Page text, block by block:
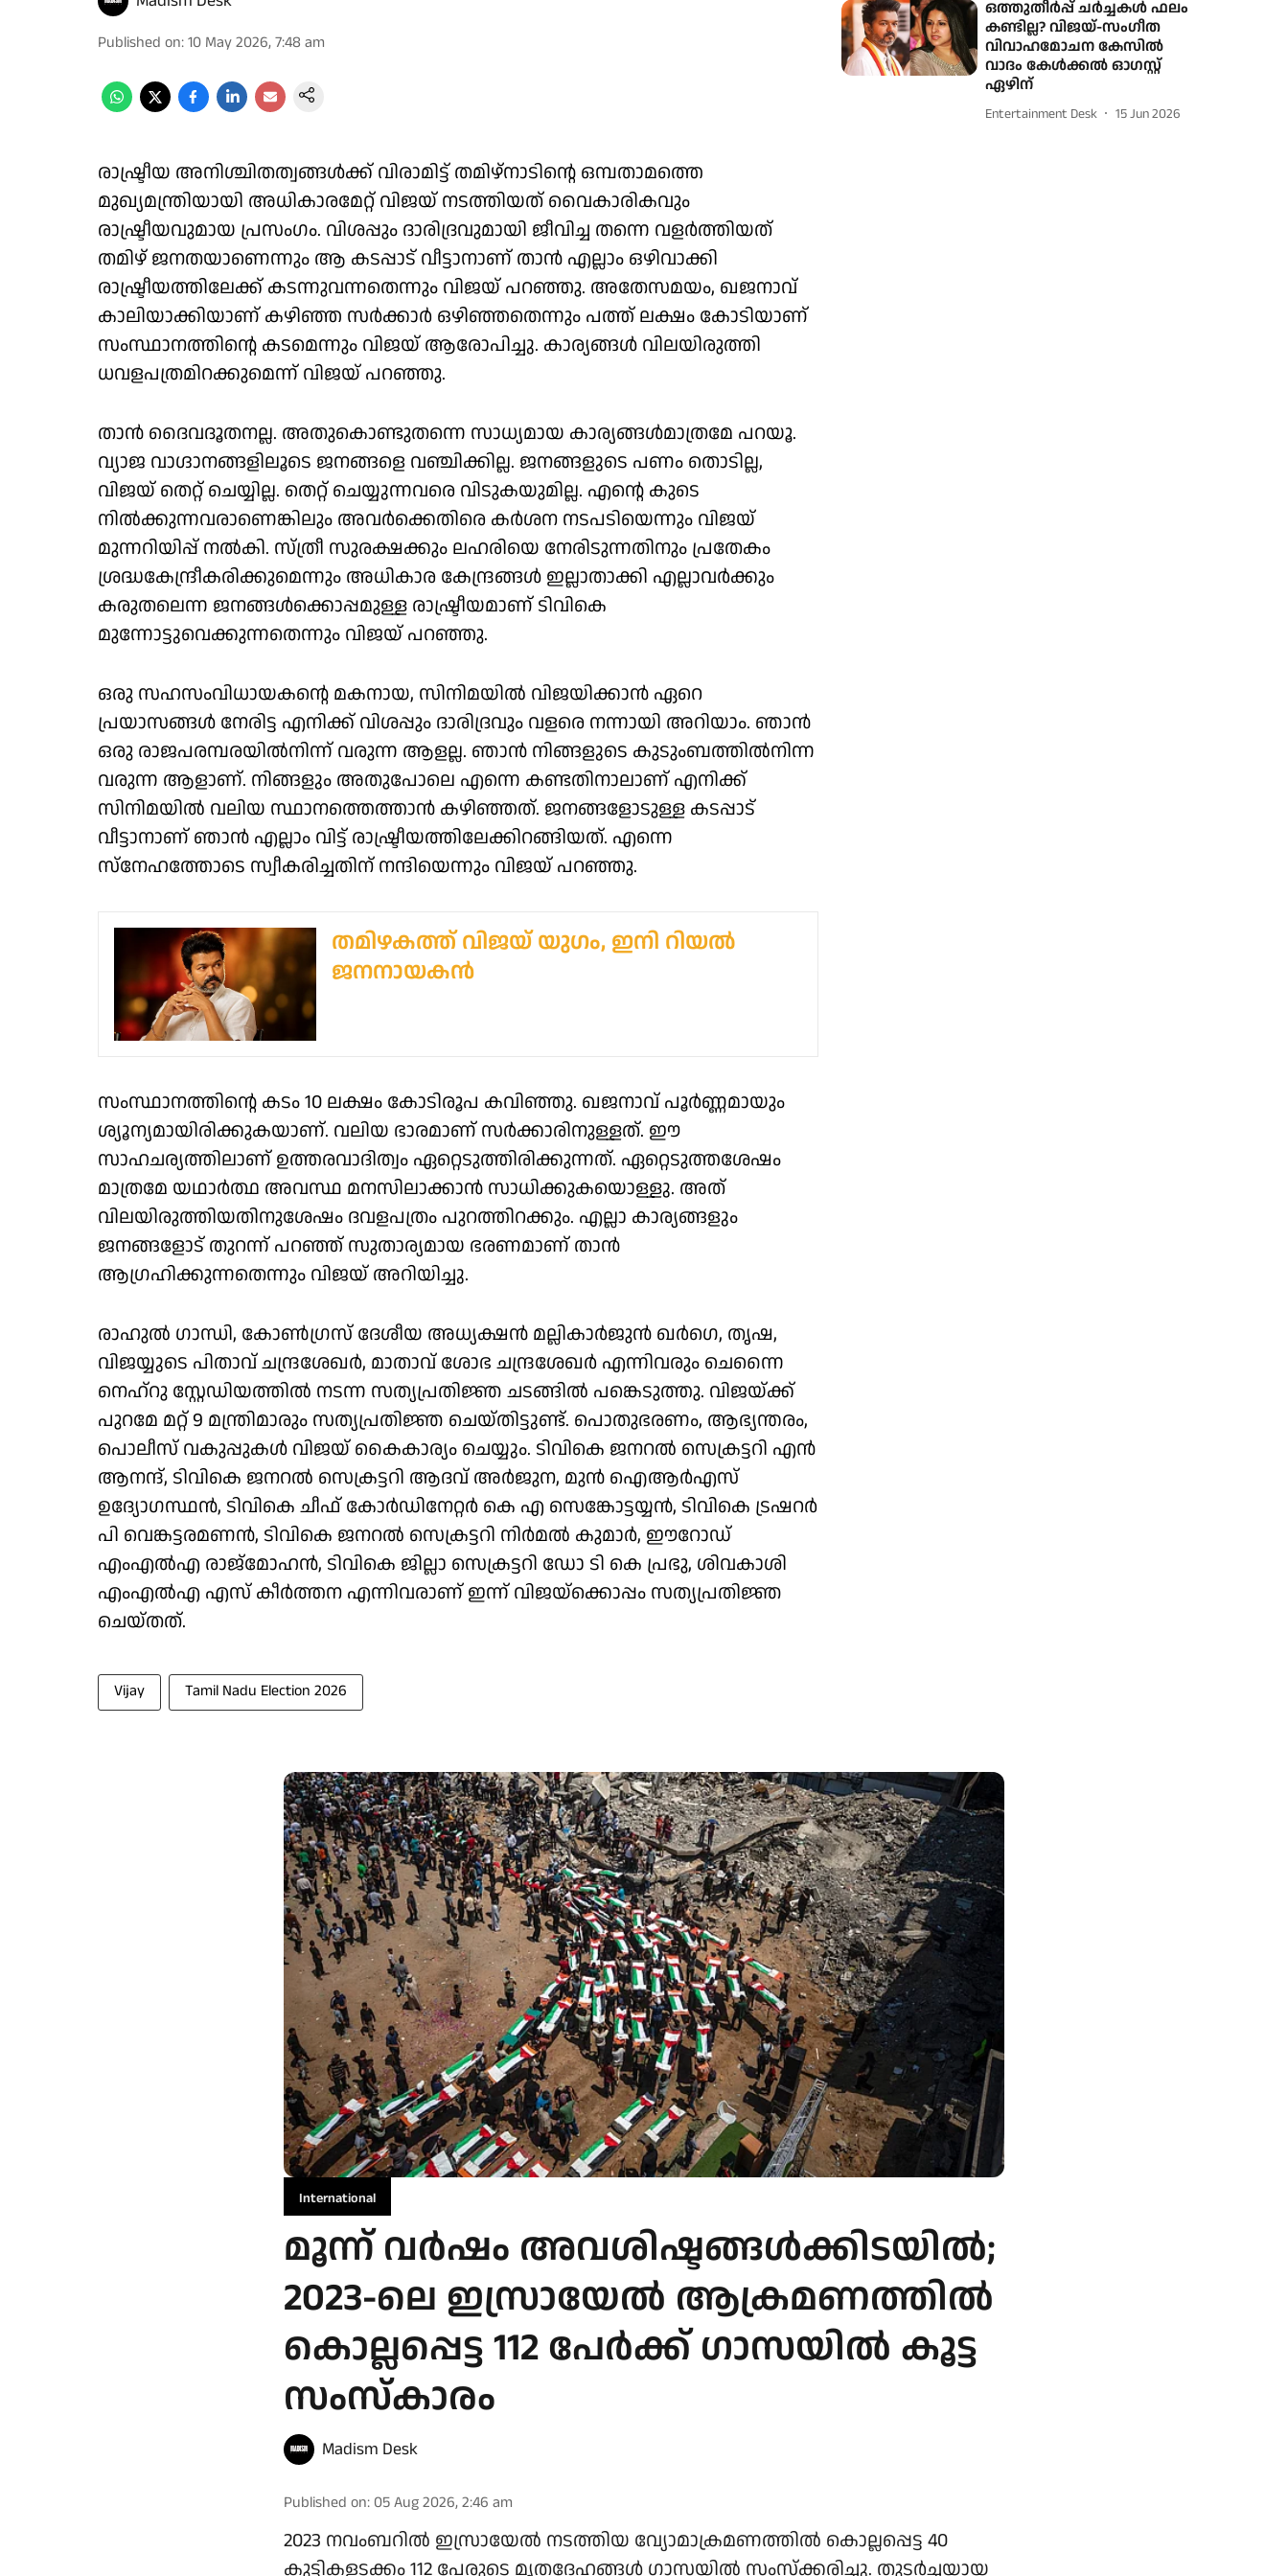
Published on:10 May 2026, 7:48 am
രാഷ്ട്രീയ അനിശ്ചിതത്വങ്ങള്‍ക്ക് വിരാമിട്ട് തമിഴ്‌നാടിന്റെ ഒമ്പതാമത്തെ
മുഖ്യമന്ത്രിയായി അധികാരമേറ്റ് വിജയ് നടത്തിയത് വൈകാരികവും
രാഷ്ട്രീയവുമായ പ്രസംഗം. വിശപ്പും ദാരിദ്രവുമായി ജീവിച്ച തന്നെ വളര്‍ത്തിയത്
തമിഴ് ജനതയാണെന്നും ആ കടപ്പാട് വീട്ടാനാണ് താന്‍ എല്ലാം ഒഴിവാക്കി
രാഷ്ട്രീയത്തിലേക്ക് കടന്നുവന്നതെന്നും വിജയ് പറഞ്ഞു. അതേസമയം, ഖജനാവ്
കാലിയാക്കിയാണ് കഴിഞ്ഞ സര്‍ക്കാര്‍ ഒഴിഞ്ഞതെന്നും പത്ത് ലക്ഷം കോടിയാണ്
സംസ്ഥാനത്തിന്റെ കടമെന്നും വിജയ് ആരോപിച്ചു. കാര്യങ്ങള്‍ വിലയിരുത്തി
ധവളപത്രമിറക്കുമെന്ന് വിജയ് പറഞ്ഞു.
താന്‍ ദൈവദൂതനല്ല. അതുകൊണ്ടുതന്നെ സാധ്യമായ കാര്യങ്ങള്‍മാത്രമേ പറയൂ.
വ്യാജ വാഗ്ദാനങ്ങളിലൂടെ ജനങ്ങളെ വഞ്ചിക്കില്ല. ജനങ്ങളുടെ പണം തൊടില്ല,
വിജയ് തെറ്റ് ചെയ്യില്ല. തെറ്റ് ചെയ്യുന്നവരെ വിടുകയുമില്ല. എന്റെ കുടെ
നില്‍ക്കുന്നവരാണെങ്കിലും അവര്‍ക്കെതിരെ കര്‍ശന നടപടിയെന്നും വിജയ്
മുന്നറിയിപ്പ് നല്‍കി. സ്ത്രീ സുരക്ഷക്കും ലഹരിയെ നേരിടുന്നതിനും പ്രതേകം
ശ്രദ്ധകേന്ദ്രീകരിക്കുമെന്നും അധികാര കേന്ദ്രങ്ങള്‍ ഇല്ലാതാക്കി എല്ലാവര്‍ക്കും
കരുതലെന്ന ജനങ്ങള്‍ക്കൊപ്പമുള്ള രാഷ്ട്രീയമാണ് ടിവികെ
മുന്നോട്ടുവെക്കുന്നതെന്നും വിജയ് പറഞ്ഞു.
ഒരു സഹസംവിധായകന്റെ മകനായ, സിനിമയില്‍ വിജയിക്കാന്‍ ഏറെ
പ്രയാസങ്ങള്‍ നേരിട്ട എനിക്ക് വിശപ്പും ദാരിദ്രവും വളരെ നന്നായി അറിയാം. ഞാന്‍
ഒരു രാജപരമ്പരയില്‍നിന്ന് വരുന്ന ആളല്ല. ഞാന്‍ നിങ്ങളുടെ കുടുംബത്തില്‍നിന്ന
വരുന്ന ആളാണ്. നിങ്ങളും അതുപോലെ എന്നെ കണ്ടതിനാലാണ് എനിക്ക്
സിനിമയില്‍ വലിയ സ്ഥാനത്തെത്താന്‍ കഴിഞ്ഞത്. ജനങ്ങളോടുള്ള കടപ്പാട്
വീട്ടാനാണ് ഞാന്‍ എല്ലാം വിട്ട് രാഷ്ട്രീയത്തിലേക്കിറങ്ങിയത്. എന്നെ
സ്‌നേഹത്തോടെ സ്വീകരിച്ചതിന് നന്ദിയെന്നും വിജയ് പറഞ്ഞു.
തമിഴകത്ത് വിജയ് യുഗം, ഇനി റിയല്‍
ജനനായകൻ
സംസ്ഥാനത്തിന്റെ കടം 10 ലക്ഷം കോടിരൂപ കവിഞ്ഞു. ഖജനാവ് പൂര്‍ണ്ണമായും
ശ്യൂന്യമായിരിക്കുകയാണ്. വലിയ ഭാരമാണ് സര്‍ക്കാരിനുള്ളത്. ഈ
സാഹചര്യത്തിലാണ് ഉത്തരവാദിത്വം ഏറ്റെടുത്തിരിക്കുന്നത്. ഏറ്റെടുത്തശേഷം
മാത്രമേ യഥാര്‍ത്ഥ അവസ്ഥ മനസിലാക്കാന്‍ സാധിക്കുകയൊള്ളു. അത്
വിലയിരുത്തിയതിനുശേഷം ദവളപത്രം പുറത്തിറക്കും. എല്ലാ കാര്യങ്ങളും
ജനങ്ങളോട് തുറന്ന് പറഞ്ഞ് സുതാര്യമായ ഭരണമാണ് താന്‍
ആഗ്രഹിക്കുന്നതെന്നും വിജയ് അറിയിച്ചു.
രാഹുല്‍ ഗാന്ധി, കോണ്‍ഗ്രസ് ദേശീയ അധ്യക്ഷന്‍ മല്ലികാര്‍ജുന്‍ ഖര്‍ഗെ, തൃഷ,
വിജയ്യുടെ പിതാവ് ചന്ദ്രശേഖര്‍, മാതാവ് ശോഭ ചന്ദ്രശേഖര്‍ എന്നിവരും ചെന്നൈ
നെഹ്റു സ്റ്റേഡിയത്തില്‍ നടന്ന സത്യപ്രതിജ്ഞ ചടങ്ങില്‍ പങ്കെടുത്തു. വിജയ്ക്ക്
പുറമേ മറ്റ് 9 മന്ത്രിമാരും സത്യപ്രതിജ്ഞ ചെയ്തിട്ടുണ്ട്. പൊതുഭരണം, ആഭ്യന്തരം,
പൊലീസ് വകുപ്പുകള്‍ വിജയ് കൈകാര്യം ചെയ്യും. ടിവികെ ജനറല്‍ സെക്രട്ടറി എന്‍
ആനന്ദ്, ടിവികെ ജനറല്‍ സെക്രട്ടറി ആദവ് അര്‍ജുന, മുന്‍ ഐആര്‍എസ്
ഉദ്യോഗസ്ഥന്‍, ടിവികെ ചീഫ് കോര്‍ഡിനേറ്റര്‍ കെ എ സെങ്കോട്ടയ്യന്‍, ടിവികെ ട്രഷറര്‍
പി വെങ്കട്ടരമണന്‍, ടിവികെ ജനറല്‍ സെക്രട്ടറി നിര്‍മല്‍ കുമാര്‍, ഈറോഡ്
എംഎല്‍എ രാജ്മോഹന്‍, ടിവികെ ജില്ലാ സെക്രട്ടറി ഡോ ടി കെ പ്രഭു, ശിവകാശി
എംഎല്‍എ എസ് കീര്‍ത്തന എന്നിവരാണ് ഇന്ന് വിജയ്ക്കൊപ്പം സത്യപ്രതിജ്ഞ
ചെയ്തത്.
Vijay Tamil Nadu Election 2026
ഒത്തുതീര്‍പ്പ് ചര്‍ച്ചകള്‍ ഫലം
കണ്ടില്ല? വിജയ്-സംഗീത
വിവാഹമോചന കേസില്‍
വാദം കേള്‍ക്കല്‍ ഓഗസ്റ്റ്
ഏഴിന്
Entertainment Desk 15 Jun 2026
International
മൂന്ന് വര്‍ഷം അവശിഷ്ടങ്ങള്‍ക്കിടയില്‍;
2023-ലെ ഇസ്രായേല്‍ ആക്രമണത്തില്‍
കൊല്ലപ്പെട്ട 112 പേര്‍ക്ക് ഗാസയില്‍ കൂട്ട
സംസ്‌കാരം
Madism Desk
Published on: 05 Aug 2026, 2:46 am
2023 നവംബറില്‍ ഇസ്രായേല്‍ നടത്തിയ വ്യോമാക്രമണത്തില്‍ കൊല്ലപ്പെട്ട 40
കുട്ടികളടക്കം 112 പേരുടെ മൃതദേഹങ്ങള്‍ ഗാസയില്‍ സംസ്‌ക്കരിച്ചു. തുടര്‍ച്ചയായ